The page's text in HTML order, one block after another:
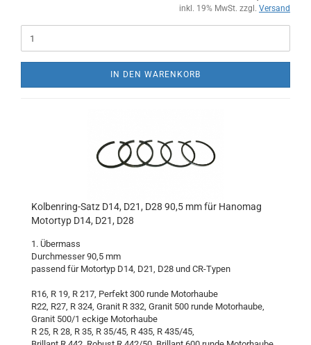
inkl. 19% MwSt. zzgl. Versand
IN DEN WARENKORB
Kolbenring-Satz D14, D21, D28 90,5 mm für Hanomag
Motortyp D14, D21, D28
1. Übermass
Durchmesser 90,5 mm
passend für Motortyp D14, D21, D28 und CR-Typen
R16, R 19, R 217, Perfekt 300 runde Motorhaube
R22, R27, R 324, Granit R 332, Granit 500 runde Motorhaube,
Granit 500/1 eckige Motorhaube
R 25, R 28, R 35, R 35/45, R 435, R 435/45,